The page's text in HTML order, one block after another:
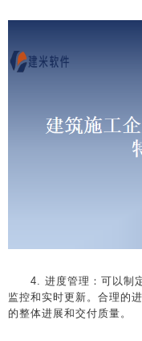
4. 进度管理：可以制定
监控和实时更新。合理的
的整体进展和交付质量。